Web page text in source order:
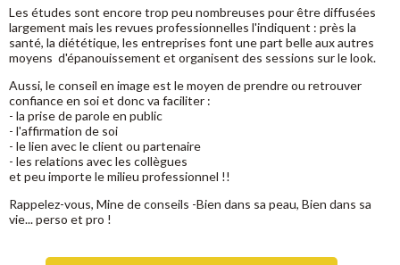
Les études sont encore trop peu nombreuses pour être diffusées
largement mais les revues professionnelles l'indiquent : près la
santé, la diététique, les entreprises font une part belle aux autres
moyens d'épanouissement et organisent des sessions sur le look.
Aussi, le conseil en image est le moyen de prendre ou retrouver
confiance en soi et donc va faciliter :
- la prise de parole en public
- l'affirmation de soi
- le lien avec le client ou partenaire
- les relations avec les collègues
et peu importe le milieu professionnel !!
Rappelez-vous, Mine de conseils -Bien dans sa peau, Bien dans sa
vie... perso et pro !